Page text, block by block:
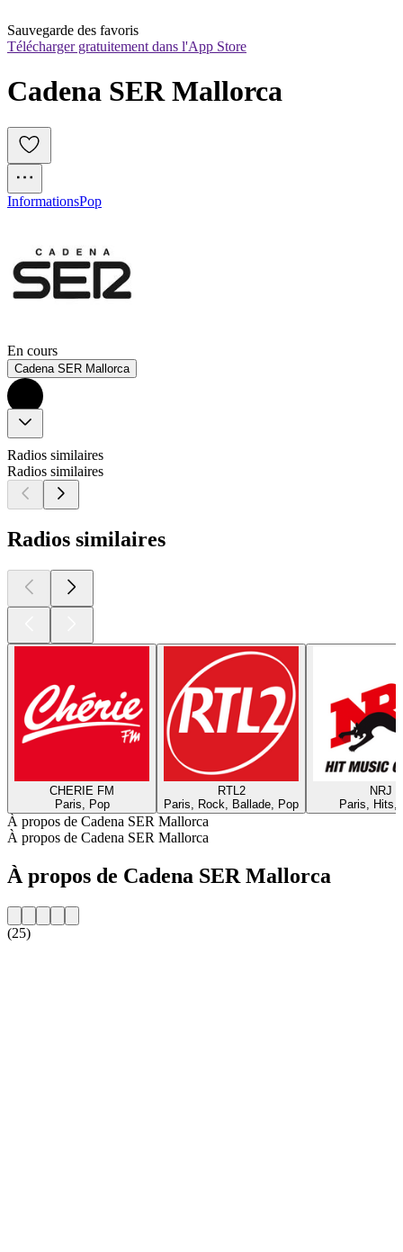
Sauvegarde des favoris
Télécharger gratuitement dans l'App Store
Cadena SER Mallorca
InformationsPop
En cours
Cadena SER Mallorca
Radios similaires
Radios similaires
Radios similaires
CHERIE FM
Paris, Pop
RTL2
Paris, Rock, Ballade, Pop
NRJ
Paris, Hits,
À propos de Cadena SER Mallorca
À propos de Cadena SER Mallorca
À propos de Cadena SER Mallorca
(25)